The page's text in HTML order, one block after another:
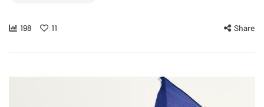
198 11 Share